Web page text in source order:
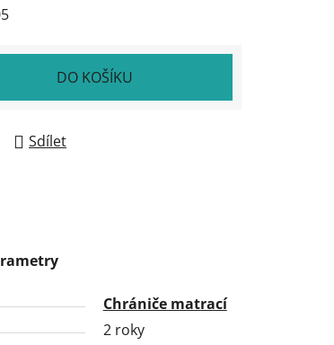
DO KOŠÍKU
Sdílet
Chrániče matrací
2 roky